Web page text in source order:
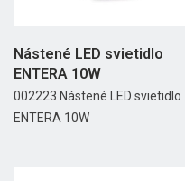
Nástené LED svietidlo
ENTERA 10W
002223 Nástené LED svietidlo
ENTERA 10W